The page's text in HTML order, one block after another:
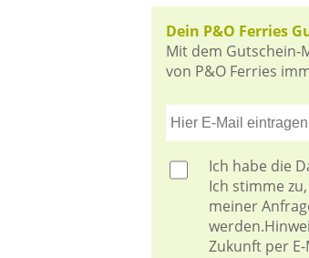
Dein P&O Ferries
Mit dem Gutschein-
von P&O Ferries
Ich habe die
Ich stimme
meiner
Zukunft per